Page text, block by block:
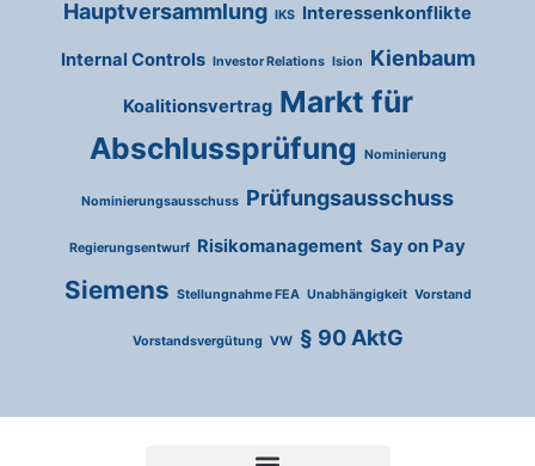
Hauptversammlung IKS Interessenkonflikte
Internal Controls Investor Relations Ision Kienbaum
Koalitionsvertrag Markt für
Abschlussprüfung
Nominierung
Nominierungsausschuss Prüfungsausschuss
Regierungsentwurf Risikomanagement Say on Pay
Siemens Stellungnahme FEA Unabhängigkeit Vorstand
Vorstandsvergütung VW § 90 AktG